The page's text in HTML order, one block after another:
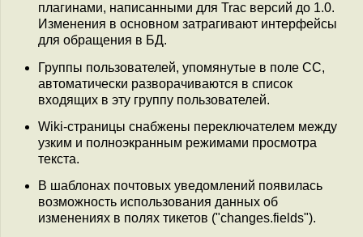
плагинами, написанными для Trac версий до 1.0.
Изменения в основном затрагивают интерфейсы
для обращения в БД.
Группы пользователей, упомянутые в поле CC,
автоматически разворачиваются в список
входящих в эту группу пользователей.
Wiki-страницы снабжены переключателем между
узким и полноэкранным режимами просмотра
текста.
В шаблонах почтовых уведомлений появилась
возможность использования данных об
изменениях в полях тикетов ("changes.fields").